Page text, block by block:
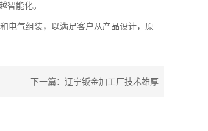
智能化。
和电气组装，以满足客户从产品设计，原
下一篇： 辽宁钣金加工厂技术雄厚